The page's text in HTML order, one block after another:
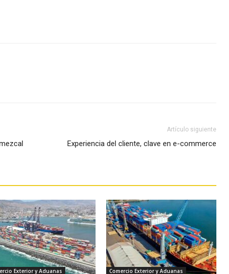
Artículo siguiente
Experiencia del cliente, clave en e-commerce
Exterior y Aduanas Comercio Exterior y Aduanas